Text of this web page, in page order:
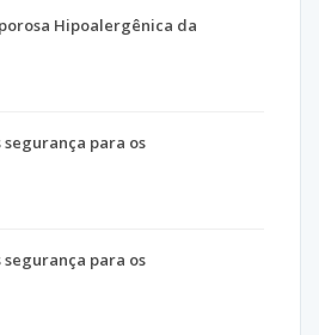
Hipoalergênica da
para os
para os